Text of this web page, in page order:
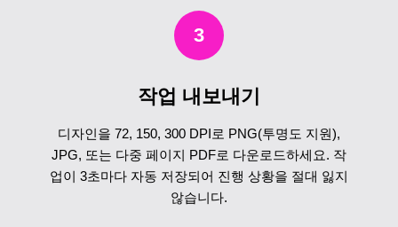
3
작업 내보내기
디자인을 72, 150, 300 DPI로 PNG(투명도 지원),
JPG, 또는 다중 페이지 PDF로 다운로드하세요. 작
업이 3초마다 자동 저장되어 진행 상황을 절대 잃지
않습니다.